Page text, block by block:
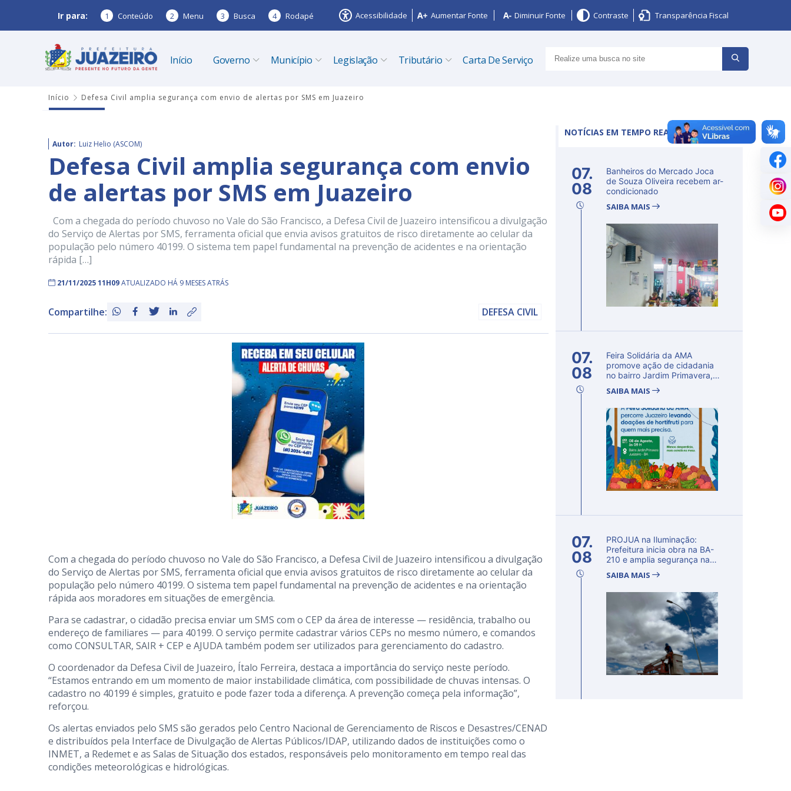
Ir para: 1 Conteúdo 2 Menu 3 Busca 4 Rodapé Acessibilidade Aumentar Fonte Diminuir Fonte Contraste Transparência Fiscal
Início Governo Município Legislação Tributário Carta De Serviço
Início Defesa Civil amplia segurança com envio de alertas por SMS em Juazeiro
Autor: Luiz Helio (ASCOM)
Defesa Civil amplia segurança com envio
de alertas por SMS em Juazeiro
Com a chegada do período chuvoso no Vale do São Francisco, a Defesa Civil de Juazeiro intensificou a divulgação
do Serviço de Alertas por SMS, ferramenta oficial que envia avisos gratuitos de risco diretamente ao celular da
população pelo número 40199. O sistema tem papel fundamental na prevenção de acidentes e na orientação
rápida […]
21/11/2025 11H09ATUALIZADO HÁ 9 MESES ATRÁS
Compartilhe: DEFESA CIVIL
Com a chegada do período chuvoso no Vale do São Francisco, a Defesa Civil de Juazeiro intensificou a divulgação
do Serviço de Alertas por SMS, ferramenta oficial que envia avisos gratuitos de risco diretamente ao celular da
população pelo número 40199. O sistema tem papel fundamental na prevenção de acidentes e na orientação
rápida aos moradores em situações de emergência.
Para se cadastrar, o cidadão precisa enviar um SMS com o CEP da área de interesse — residência, trabalho ou
endereço de familiares — para 40199. O serviço permite cadastrar vários CEPs no mesmo número, e comandos
como CONSULTAR, SAIR + CEP e AJUDA também podem ser utilizados para gerenciamento do cadastro.
O coordenador da Defesa Civil de Juazeiro, Ítalo Ferreira, destaca a importância do serviço neste período.
“Estamos entrando em um momento de maior instabilidade climática, com possibilidade de chuvas intensas. O
cadastro no 40199 é simples, gratuito e pode fazer toda a diferença. A prevenção começa pela informação”,
reforçou.
Os alertas enviados pelo SMS são gerados pelo Centro Nacional de Gerenciamento de Riscos e Desastres/CENAD
e distribuídos pela Interface de Divulgação de Alertas Públicos/IDAP, utilizando dados de instituições como o
INMET, a Redemet e as Salas de Situação dos estados, responsáveis pelo monitoramento em tempo real das
condições meteorológicas e hidrológicas.
NOTÍCIAS EM TEMPO REAL
07.
08
Banheiros do Mercado Joca
de Souza Oliveira recebem ar-
condicionado
SAIBA MAIS
07.
08
Feira Solidária da AMA
promove ação de cidadania
no bairro Jardim Primavera,
SAIBA MAIS
07.
08
PROJUA na Iluminação:
Prefeitura inicia obra na BA-
210 e amplia segurança na
SAIBA MAIS